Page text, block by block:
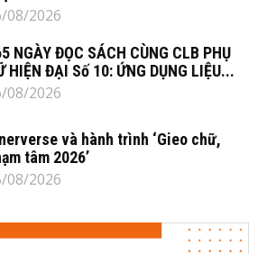
08/2026
NGÀY ĐỌC SÁCH CÙNG CLB PHỤ
HIỆN ĐẠI Số 10: ỨNG DỤNG LIỆU...
08/2026
và hành trình ‘Gieo chữ,
tâm 2026’
08/2026